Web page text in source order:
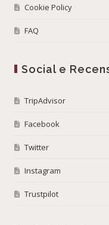
Cookie Policy
FAQ
Social e
TripAdvisor
Facebook
Twitter
Instagram
Trustpilot